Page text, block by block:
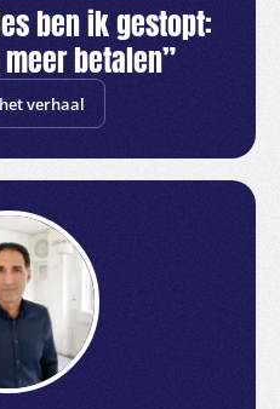
ben ik gestopt:
betalen”
verhaal